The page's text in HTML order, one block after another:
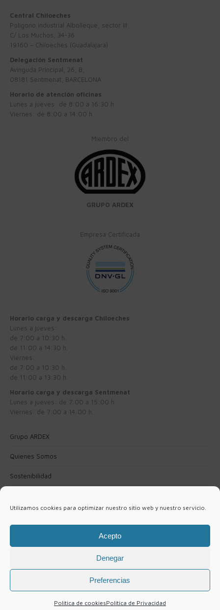
Utilizamos cookies para optimizar nuestro sitio web y nuestro servicio.
Acepto
Denegar
Preferencias
Política de cookiesPolítica de Privacidad
Central Chiloeches
Polígono industrial Albolleque, sector III
C/ Los Muchos, 34-36
19160 – Chiloeches (Guadalajara)
Delegación Sentmenat
Avinguda Principal, 26, B,
08181 Sentmenat, BARCELONA
Horario de atención oficinas
Lunes a jueves: de 8:00 a 16:30 h.
Viernes: de 8:00 a 14:00 h.
Miembro del
GRUPO ARDEX
Empresa Certificada
Horario carga y descarga Chiloeches
Lunes a jueves:
de 7:00 a 10:30 h.
de 11:00 a 14:30 h.
Viernes:
de 7:00 a 10:30 h.
de 11:00 a 13:30 h.
Horario carga y descarga Sentmenat
Lunes a jueves: de 7:00 a 15:00 h.
Viernes: de 7:00 a 14:00 h.
Grupo ARDEX
Quienes Somos
Sostenibilidad